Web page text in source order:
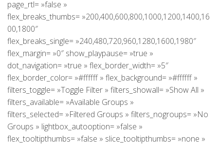
page_rtl= »false »
flex_breaks_thumbs= »200,400,600,800,1000,1200,1400,16
00,1800″
flex_breaks_single= »240,480,720,960,1280,1600,1980″
flex_margin= »0″ show_playpause= »true »
dot_navigation= »true » flex_border_width= »5″
flex_border_color= »#ffffff » flex_background= »#ffffff »
filters_toggle= »Toggle Filter » filters_showall= »Show All »
filters_available= »Available Groups »
filters_selected= »Filtered Groups » filters_nogroups= »No
Groups » lightbox_autooption= »false »
flex_tooltipthumbs= »false » slice_tooltipthumbs= »none »